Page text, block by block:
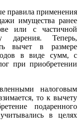
правила применения
имущества ранее
или с частичной
Теперь,
вычет в размере
в виде сумм, с
при приобретении
налоговым
то к вычету
подаренного
в целях